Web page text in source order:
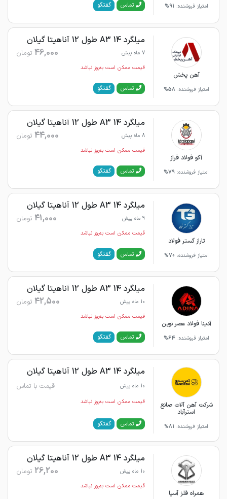
امتیاز فروشنده: 91% تماس گفتگو
آهن پخش
امتیاز فروشنده: 58%
میلگرد 14 A3 طول 12 آناهیتا گیلان
7 ماه پیش 46,000 تومان
قیمت ممکن است به‌روز نباشد
تماس گفتگو
آکو فولاد فراز
امتیاز فروشنده: 79%
میلگرد 14 A3 طول 12 آناهیتا گیلان
8 ماه پیش 44,000 تومان
قیمت ممکن است به‌روز نباشد
تماس گفتگو
تاراز گستر فولاد
امتیاز فروشنده: 70%
میلگرد 14 A3 طول 12 آناهیتا گیلان
9 ماه پیش 41,000 تومان
قیمت ممکن است به‌روز نباشد
تماس گفتگو
آدینا فولاد عصر نوین
امتیاز فروشنده:64%
میلگرد 14 A3 طول 12 آناهیتا گیلان
10 ماه پیش 42,500 تومان
قیمت ممکن است به‌روز نباشد
تماس گفتگو
شرکت آهن آلات صانع
استرآباد
امتیاز فروشنده: 81%
میلگرد 14 A3 طول 12 آناهیتا گیلان
10 ماه پیش قیمت با تماس
قیمت ممکن است به‌روز نباشد
تماس گفتگو
همراه فلز آسیا
میلگرد 14 A3 طول 12 آناهیتا گیلان
10 ماه پیش 26,200 تومان
قیمت ممکن است به‌روز نباشد